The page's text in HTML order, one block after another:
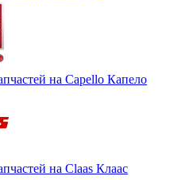
на Capello Капело
на Claas Клаас